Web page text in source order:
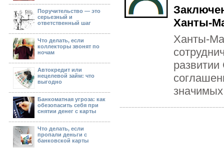
Поручительство — это
серьезный и
ответственный шаг
Что делать, если
коллекторы звонят по
ночам
Автокредит или
нецелевой займ: что
выгодно
Банкоматная угроза: как
обезопасить себя при
снятии денег с карты
Что делать, если
пропали деньги с
банковской карты
Ханты-
Ханты-
развитии